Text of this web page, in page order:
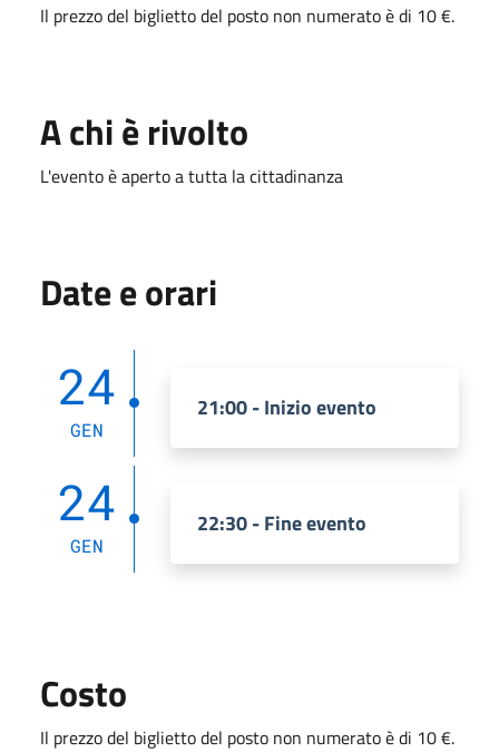
Il prezzo del biglietto del posto non numerato è di 10 €.
A chi è rivolto
L'evento è aperto a tutta la cittadinanza
Date e orari
24
GEN
21:00 - Inizio evento
24
GEN
22:30 - Fine evento
Costo
Il prezzo del biglietto del posto non numerato è di 10 €.